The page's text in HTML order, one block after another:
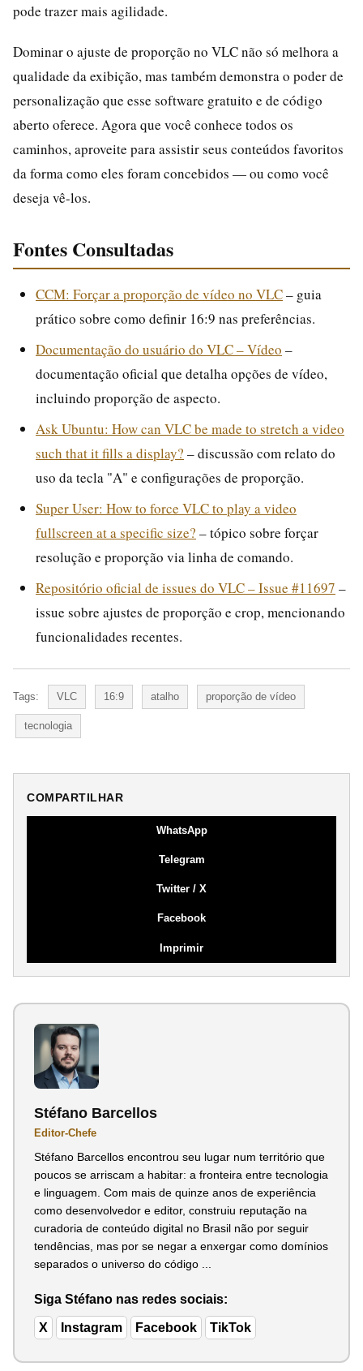
pode trazer mais agilidade.
Dominar o ajuste de proporção no VLC não só melhora a
qualidade da exibição, mas também demonstra o poder de
personalização que esse software gratuito e de código
aberto oferece. Agora que você conhece todos os
caminhos, aproveite para assistir seus conteúdos favoritos
da forma como eles foram concebidos — ou como você
deseja vê-los.
Fontes Consultadas
CCM: Forçar a proporção de vídeo no VLC– guia
prático sobre como definir 16:9 nas preferências.
Documentação do usuário do VLC – Vídeo –
documentação oficial que detalha opções de vídeo,
incluindo proporção de aspecto.
Ask Ubuntu: How can VLC be made to stretch a video
such that it fills a display? – discussão com relato do
uso da tecla "A" e configurações de proporção.
Super User: How to force VLC to play a video
fullscreen at a specific size? – tópico sobre forçar
resolução e proporção via linha de comando.
Repositório oficial de issues do VLC – Issue #11697 –
issue sobre ajustes de proporção e crop, mencionando
funcionalidades recentes.
Tags: VLC 16:9 atalho proporção de vídeo
tecnologia
COMPARTILHAR
WhatsApp
Telegram
Twitter / X
Facebook
Imprimir
Stéfano Barcellos
Editor-Chefe
Stéfano Barcellos encontrou seu lugar num território que
poucos se arriscam a habitar: a fronteira entre tecnologia
e linguagem. Com mais de quinze anos de experiência
como desenvolvedor e editor, construiu reputação na
curadoria de conteúdo digital no Brasil não por seguir
tendências, mas por se negar a enxergar como domínios
separados o universo do código ...
Siga Stéfano nas redes sociais:
X Instagram Facebook TikTok